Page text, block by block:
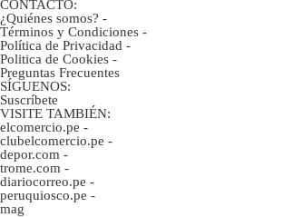
CONTACTO:
¿Quiénes somos? -
Términos y Condiciones -
Política de Privacidad -
Politica de Cookies -
Preguntas Frecuentes
SÍGUENOS:
Suscríbete
VISITE TAMBIÉN:
elcomercio.pe -
clubelcomercio.pe -
depor.com -
trome.com -
diariocorreo.pe -
peruquiosco.pe -
mag